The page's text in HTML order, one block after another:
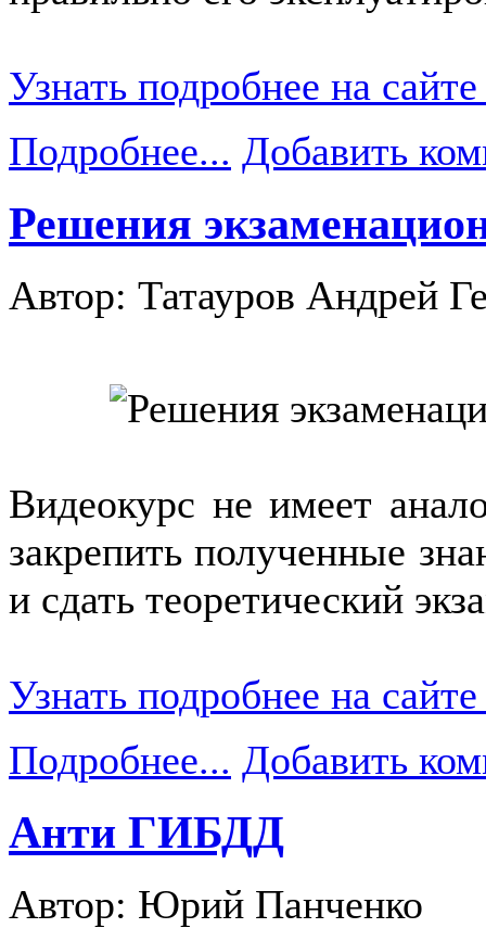
Узнать подробнее на
Подробнее... Добавить
Решения
Автор: Татауров Андрей
Видеокурс не имеет
закрепить полученные
и сдать теоретический
Узнать подробнее на
Подробнее... Добавить
Анти ГИБДД
Автор: Юрий Панченко